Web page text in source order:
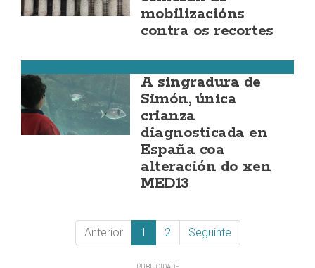
mobilizacións
contra os recortes
A singradura de
Simón, única
crianza
diagnosticada en
España coa
alteración do xen
MED13
Anterior 1 2 Seguinte